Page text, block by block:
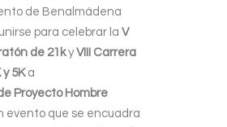
de Benalmádena
para celebrar la V
de 21kyVIII Carrera
y 5K a
Proyecto Hombre
evento que se encuadra